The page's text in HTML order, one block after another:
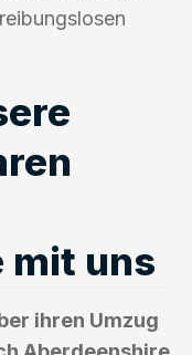
mit uns
ihren Umzug